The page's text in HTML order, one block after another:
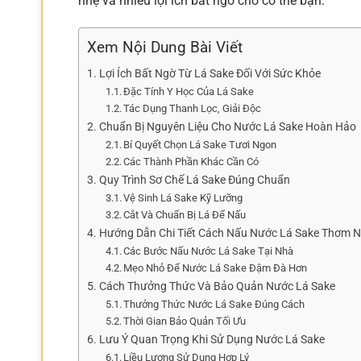
Xem Nội Dung Bài Viết
Lợi Ích Bất Ngờ Từ Lá Sake Đối Với Sức Khỏe
Đặc Tính Y Học Của Lá Sake
Tác Dụng Thanh Lọc, Giải Độc
Chuẩn Bị Nguyên Liệu Cho Nước Lá Sake Hoàn Hảo
Bí Quyết Chọn Lá Sake Tươi Ngon
Các Thành Phần Khác Cần Có
Quy Trình Sơ Chế Lá Sake Đúng Chuẩn
Vệ Sinh Lá Sake Kỹ Lưỡng
Cắt Và Chuẩn Bị Lá Để Nấu
Hướng Dẫn Chi Tiết Cách Nấu Nước Lá Sake Thơm
Các Bước Nấu Nước Lá Sake Tại Nhà
Mẹo Nhỏ Để Nước Lá Sake Đậm Đà Hơn
Cách Thưởng Thức Và Bảo Quản Nước Lá Sake
Thưởng Thức Nước Lá Sake Đúng Cách
Thời Gian Bảo Quản Tối Ưu
Lưu Ý Quan Trọng Khi Sử Dụng Nước Lá Sake
Liều Lượng Sử Dụng Hợp Lý